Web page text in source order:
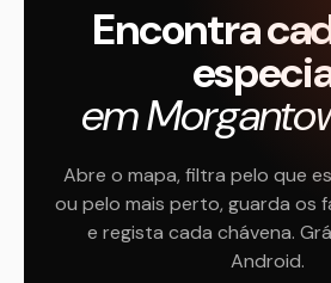
Encontra
em
Abre o mapa, filtra pelo que
ou pelo mais perto, guarda os
e regista cada chávena.
Android.